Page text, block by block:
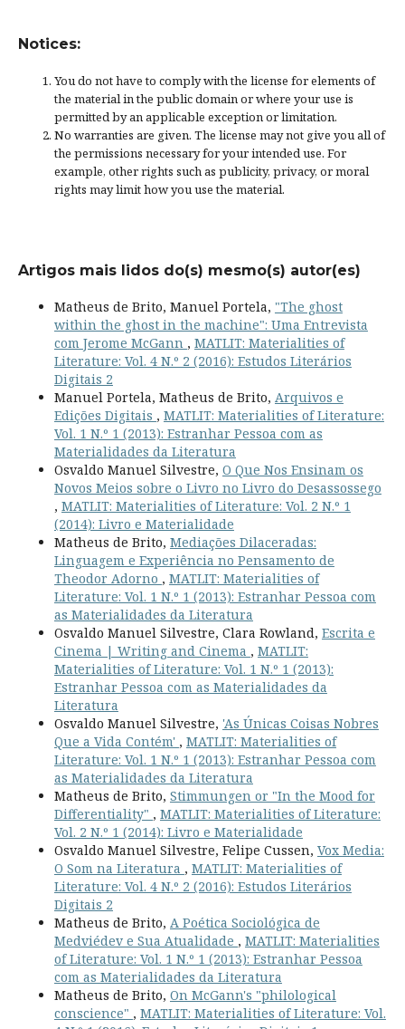
Notices:
You do not have to comply with the license for elements of
the material in the public domain or where your use is
permitted by an applicable exception or limitation.
No warranties are given. The license may not give you all of
the permissions necessary for your intended use. For
example, other rights such as publicity, privacy, or moral
rights may limit how you use the material.
Artigos mais lidos do(s) mesmo(s) autor(es)
Matheus de Brito, Manuel Portela, "The ghost
within the ghost in the machine": Uma Entrevista
com Jerome McGann , MATLIT: Materialities of
Literature: Vol. 4 N.º 2 (2016): Estudos Literários
Digitais 2
Manuel Portela, Matheus de Brito, Arquivos e
Edições Digitais , MATLIT: Materialities of Literature:
Vol. 1 N.º 1 (2013): Estranhar Pessoa com as
Materialidades da Literatura
Osvaldo Manuel Silvestre, O Que Nos Ensinam os
Novos Meios sobre o Livro no Livro do Desassossego
, MATLIT: Materialities of Literature: Vol. 2 N.º 1
(2014): Livro e Materialidade
Matheus de Brito, Mediações Dilaceradas:
Linguagem e Experiência no Pensamento de
Theodor Adorno , MATLIT: Materialities of
Literature: Vol. 1 N.º 1 (2013): Estranhar Pessoa com
as Materialidades da Literatura
Osvaldo Manuel Silvestre, Clara Rowland, Escrita e
Cinema | Writing and Cinema , MATLIT:
Materialities of Literature: Vol. 1 N.º 1 (2013):
Estranhar Pessoa com as Materialidades da
Literatura
Osvaldo Manuel Silvestre, 'As Únicas Coisas Nobres
Que a Vida Contém' , MATLIT: Materialities of
Literature: Vol. 1 N.º 1 (2013): Estranhar Pessoa com
as Materialidades da Literatura
Matheus de Brito, Stimmungen or "In the Mood for
Differentiality" , MATLIT: Materialities of Literature:
Vol. 2 N.º 1 (2014): Livro e Materialidade
Osvaldo Manuel Silvestre, Felipe Cussen, Vox Media:
O Som na Literatura , MATLIT: Materialities of
Literature: Vol. 4 N.º 2 (2016): Estudos Literários
Digitais 2
Matheus de Brito, A Poética Sociológica de
Medviédev e Sua Atualidade , MATLIT: Materialities
of Literature: Vol. 1 N.º 1 (2013): Estranhar Pessoa
com as Materialidades da Literatura
Matheus de Brito, On McGann's "philological
conscience" , MATLIT: Materialities of Literature: Vol.